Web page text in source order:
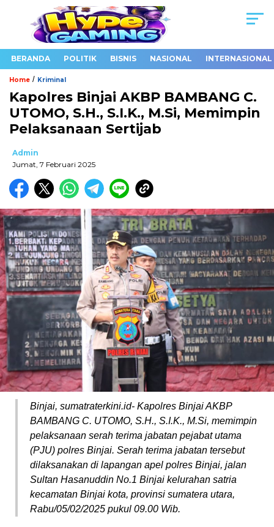
BERANDA POLITIK BISNIS NASIONAL INTERNASIONAL
Home / Kriminal
Kapolres Binjai AKBP BAMBANG C.
UTOMO, S.H., S.I.K., M.Si, Memimpin
Pelaksanaan Sertijab
Admin
Jumat, 7 Februari 2025
Binjai, sumatraterkini.id- Kapolres Binjai AKBP
BAMBANG C. UTOMO, S.H., S.I.K., M.Si, memimpin
pelaksanaan serah terima jabatan pejabat utama
(PJU) polres Binjai. Serah terima jabatan tersebut
dilaksanakan di lapangan apel polres Binjai, jalan
Sultan Hasanuddin No.1 Binjai kelurahan satria
kecamatan Binjai kota, provinsi sumatera utara,
Rabu/05/02/2025 pukul 09.00 Wib.